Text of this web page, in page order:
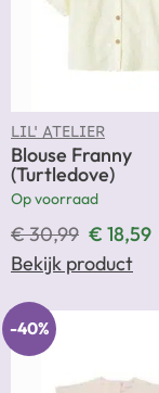
LIL' ATELIER
Blouse Franny
(Turtledove)
Op voorraad
€30,99 € 18,59
Bekijk product
-40%